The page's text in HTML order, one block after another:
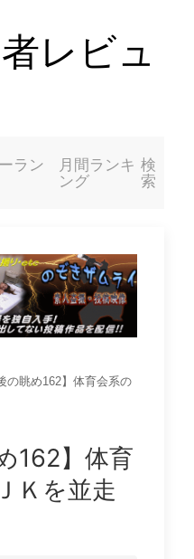
レビュ
ラン
月間ランキ
ング
検
索
の眺め162】体育会系の
162】体育
Ｋを並走